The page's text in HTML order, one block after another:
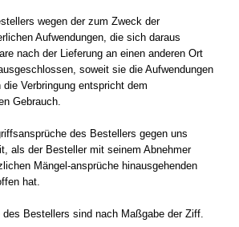
wegen der zum Zweck der
Aufwendungen, die sich daraus
nach der Lieferung an einen anderen Ort
soweit sie die Aufwendungen
Verbringung entspricht dem
Gebrauch.
des Bestellers gegen uns
als der Besteller mit seinem Abnehmer
Mängel-ansprüche hinausgehenden
hat.
Bestellers sind nach Maßgabe der Ziff.